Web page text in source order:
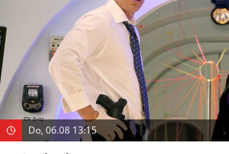
Do, 06.08 13:15